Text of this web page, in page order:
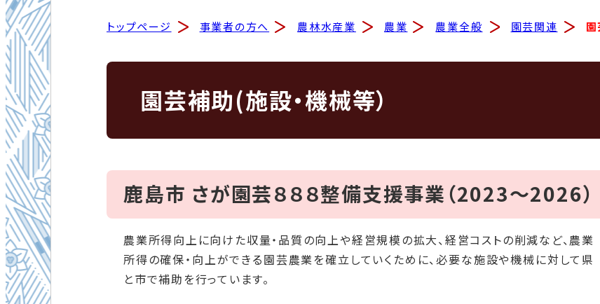
トップページ 事業者の方へ 農林水産業 農業 農業全般 園芸関連 園
園芸補助(施設・機械等）
鹿島市 さが園芸８８８整備支援事業（2023～2026）
農業所得向上に向けた収量・品質の向上や経営規模の拡大、経営コストの削減など、農業
所得の確保・向上ができる園芸農業を確立していくために、必要な施設や機械に対して県
と市で補助を行っています。